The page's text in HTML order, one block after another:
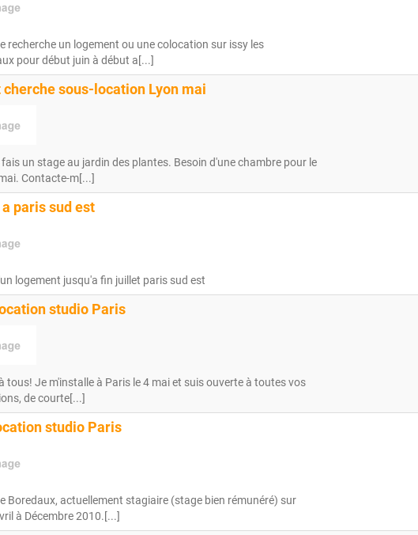
recherche un logement ou une colocation sur issy les
pour début juin à début a[...]
cherche sous-location Lyon mai
un stage au jardin des plantes. Besoin d'une chambre pour le
Contacte-m[...]
paris sud est
logement jusqu'a fin juillet paris sud est
studio Paris
tous! Je m'installe à Paris le 4 mai et suis ouverte à toutes vos
de courte[...]
studio Paris
Boredaux, actuellement stagiaire (stage bien rémunéré) sur
à Décembre 2010.[...]